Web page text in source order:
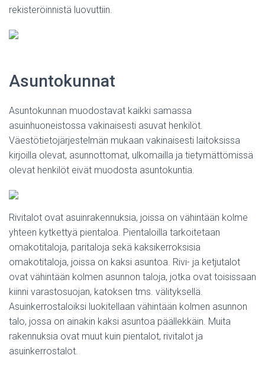
rekisteröinnistä luovuttiin.
Asuntokunnat
Asuntokunnan muodostavat kaikki samassa
asuinhuoneistossa vakinaisesti asuvat henkilöt.
Väestötietojärjestelmän mukaan vakinaisesti laitoksissa
kirjoilla olevat, asunnottomat, ulkomailla ja tietymättömissä
olevat henkilöt eivät muodosta asuntokuntia.
Rivitalot ovat asuinrakennuksia, joissa on vähintään kolme
yhteen kytkettyä pientaloa. Pientaloilla tarkoitetaan
omakotitaloja, paritaloja sekä kaksikerroksisia
omakotitaloja, joissa on kaksi asuntoa. Rivi- ja ketjutalot
ovat vähintään kolmen asunnon taloja, jotka ovat toisissaan
kiinni varastosuojan, katoksen tms. välityksellä.
Asuinkerrostaloiksi luokitellaan vähintään kolmen asunnon
talo, jossa on ainakin kaksi asuntoa päällekkäin. Muita
rakennuksia ovat muut kuin pientalot, rivitalot ja
asuinkerrostalot.